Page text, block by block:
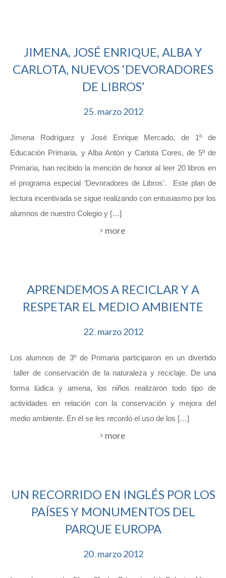
JIMENA, JOSÉ ENRIQUE, ALBA Y
CARLOTA, NUEVOS ‘DEVORADORES
DE LIBROS’
25. marzo2012
Jimena Rodríguez y José Enrique Mercado, de 1º de
Educación Primaria, y Alba Antón y Carlota Cores, de 5º de
Primaria, han recibido la mención de honor al leer 20 libros en
el programa especial ‘Devoradores de Libros’. Este plan de
lectura incentivada se sigue realizando con entusiasmo por los
alumnos de nuestro Colegio y […]
more
APRENDEMOS A RECICLAR Y A
RESPETAR EL MEDIO AMBIENTE
22. marzo2012
Los alumnos de 3º de Primaria participaron en un divertido
taller de conservación de la naturaleza y reciclaje. De una
forma lúdica y amena, los niños realizaron todo tipo de
actividades en relación con la conservación y mejora del
medio ambiente. En él se les recordó el uso de los […]
more
UN RECORRIDO EN INGLÉS POR LOS
PAÍSES Y MONUMENTOS DEL
PARQUE EUROPA
20. marzo2012